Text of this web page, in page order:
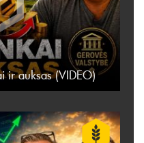
ir auksas (VIDEO)